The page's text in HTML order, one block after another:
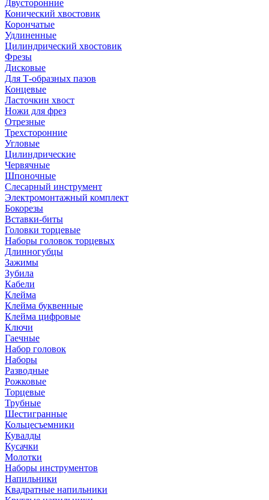
Двусторонние
Конический хвостовик
Корончатые
Удлиненные
Цилиндрический хвостовик
Фрезы
Дисковые
Для Т-образных пазов
Концевые
Ласточкин хвост
Ножи для фрез
Отрезные
Трехсторонние
Угловые
Цилиндрические
Червячные
Шпоночные
Слесарный инструмент
Электромонтажный комплект
Бокорезы
Вставки-биты
Головки торцевые
Наборы головок торцевых
Длинногубцы
Зажимы
Зубила
Кабели
Клейма
Клейма буквенные
Клейма цифровые
Ключи
Гаечные
Набор головок
Наборы
Разводные
Рожковые
Торцевые
Трубные
Шестигранные
Кольцесъемники
Кувалды
Кусачки
Молотки
Наборы инструментов
Напильники
Квадратные напильники